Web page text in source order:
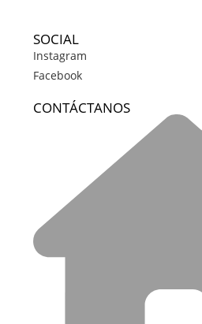
SOCIAL
Instagram
Facebook
CONTÁCTANOS